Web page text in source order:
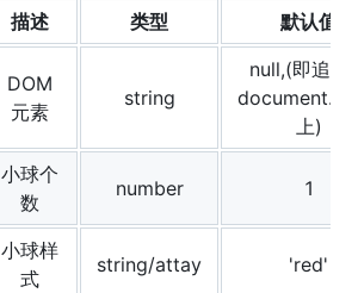
描述 类型 默认值
DOM
元素
string
null,(即追加
上)
小球个
数
number 1
小球样
式
string/attay 'red'